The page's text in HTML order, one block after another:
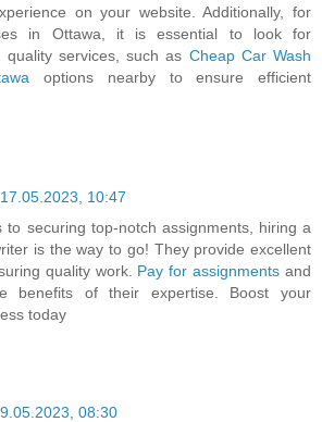
on your website. Additionally, for
in Ottawa, it is essential to look for
quality services, such as Cheap Car Wash
options nearby to ensure efficient
17.05.2023, 10:47
to securing top-notch assignments, hiring a
is the way to go! They provide excellent
quality work. Pay for assignmentsand
benefits of their expertise. Boost your
today
08:30